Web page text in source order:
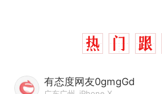
有态度网友0gmgGd